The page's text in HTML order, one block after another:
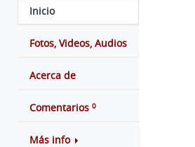
Inicio
Fotos, Videos, Audios
Acerca de
Comentarios 0
Más info